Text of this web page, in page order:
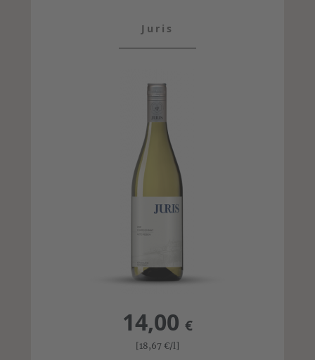
Juris
14,00 €
[18,67 €/l]